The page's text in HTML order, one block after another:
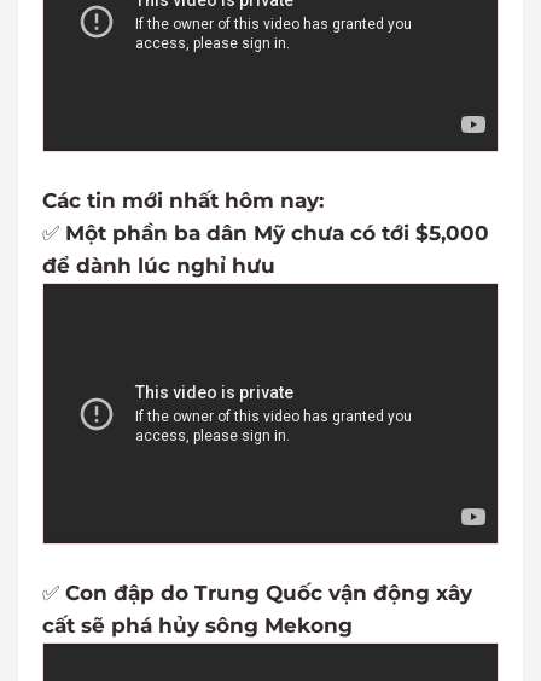
Các tin mới nhất hôm nay:
✅ Một phần ba dân Mỹ chưa có tới $5,000
để dành lúc nghỉ hưu
✅ Con đập do Trung Quốc vận động xây
cất sẽ phá hủy sông Mekong